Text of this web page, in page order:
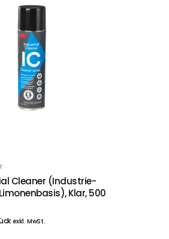
Cleaner (Industrie-
Klar, 500
exkl. MwSt.